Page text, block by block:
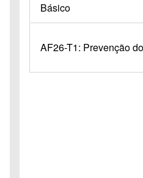
Básico
AF26-T1: Prevenção